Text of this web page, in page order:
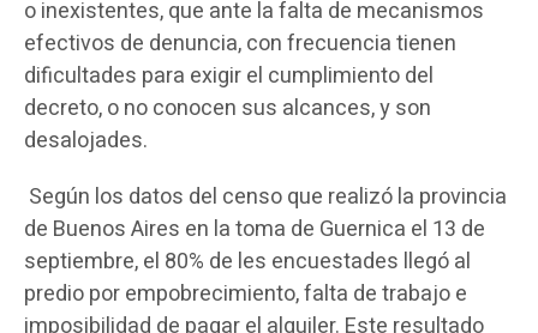
o inexistentes, que ante la falta de mecanismos
efectivos de denuncia, con frecuencia tienen
dificultades para exigir el cumplimiento del
decreto, o no conocen sus alcances, y son
desalojades.
Según los datos del censo que realizó la provincia
de Buenos Aires en la toma de Guernica el 13 de
septiembre, el 80% de les encuestades llegó al
predio por empobrecimiento, falta de trabajo e